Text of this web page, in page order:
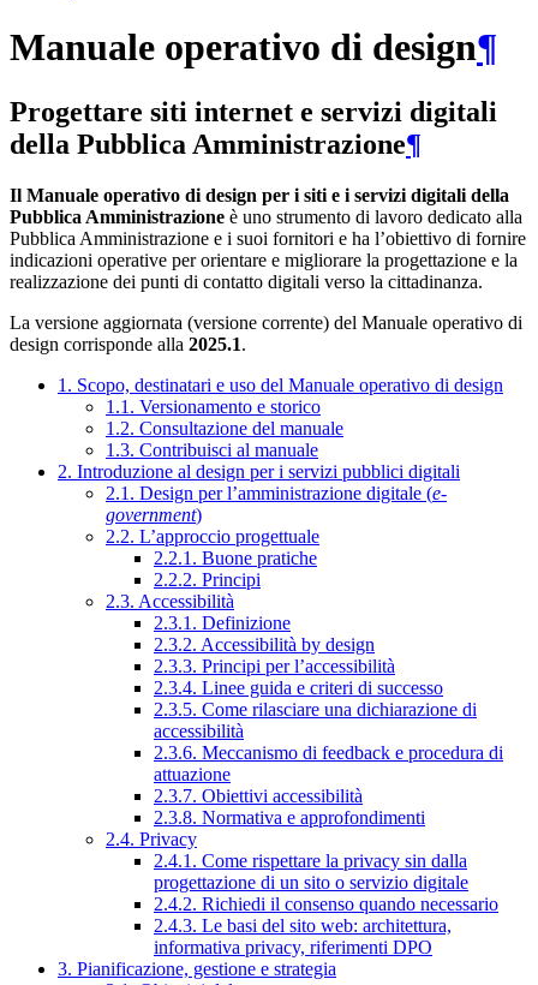
Manuale operativo di design¶
Progettare siti internet e servizi digitali
della Pubblica Amministrazione¶
Il Manuale operativo di design per i siti e i servizi digitali della
Pubblica Amministrazione è uno strumento di lavoro dedicato alla
Pubblica Amministrazione e i suoi fornitori e ha l’obiettivo di fornire
indicazioni operative per orientare e migliorare la progettazione e la
realizzazione dei punti di contatto digitali verso la cittadinanza.
La versione aggiornata (versione corrente) del Manuale operativo di
design corrisponde alla 2025.1.
1. Scopo, destinatari e uso del Manuale operativo di design
1.1. Versionamento e storico
1.2. Consultazione del manuale
1.3. Contribuisci al manuale
2. Introduzione al design per i servizi pubblici digitali
2.1. Design per l’amministrazione digitale (e-
government)
2.2. L’approccio progettuale
2.2.1. Buone pratiche
2.2.2. Principi
2.3. Accessibilità
2.3.1. Definizione
2.3.2. Accessibilità by design
2.3.3. Principi per l’accessibilità
2.3.4. Linee guida e criteri di successo
2.3.5. Come rilasciare una dichiarazione di
accessibilità
2.3.6. Meccanismo di feedback e procedura di
attuazione
2.3.7. Obiettivi accessibilità
2.3.8. Normativa e approfondimenti
2.4. Privacy
2.4.1. Come rispettare la privacy sin dalla
progettazione di un sito o servizio digitale
2.4.2. Richiedi il consenso quando necessario
2.4.3. Le basi del sito web: architettura,
informativa privacy, riferimenti DPO
3. Pianificazione, gestione e strategia